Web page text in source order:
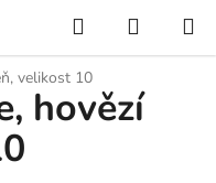
Hledat
KOŠÍK
velikost 10
hovězí